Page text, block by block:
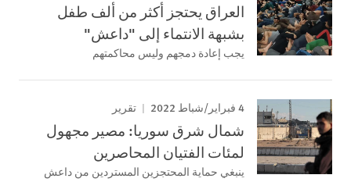
العراق يحتجز أكثر من ألف طفل
بشبهة الانتماء إلى "داعش"
يجب إعادة دمجهم وليس محاكمتهم
4 فبراير/شباط 2022 تقرير
شمال شرق سوريا: مصير مجهول
لمئات الفتيان المحاصرين
ينبغي حماية المحتجزين المستردين من داعش